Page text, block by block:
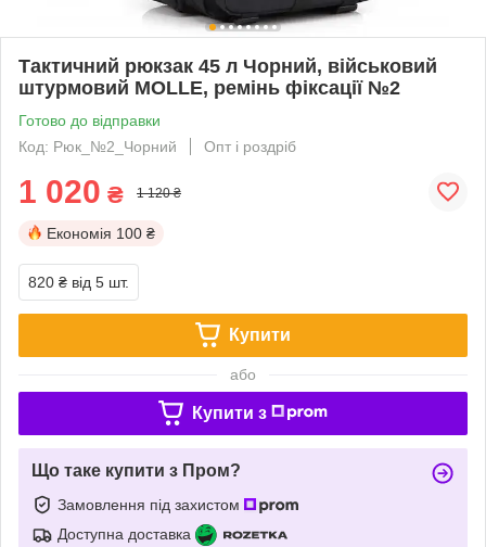
Тактичний рюкзак 45 л Чорний, військовий
штурмовий MOLLE, ремінь фіксації №2
Готово до відправки
Код: Рюк_№2_Чорний
Опт і роздріб
1 020 ₴ 1 120 ₴
Економія 100 ₴
820 ₴ від 5 шт.
Купити
або
Купити з
Що таке купити з Пром?
Замовлення під захистом
Доступна доставка